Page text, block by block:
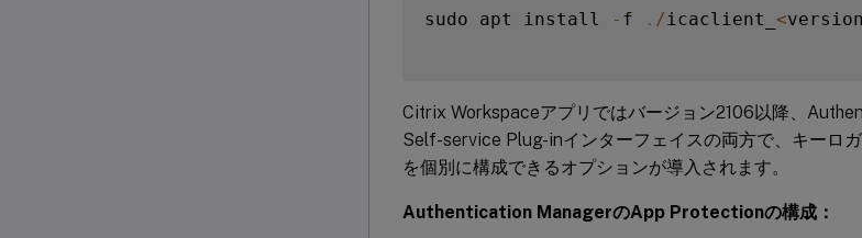
sudo apt install - f . / icaclient_ <version
Citrix Workspaceアプリではバージョン2106以降、
Self-service Plug-inインターフェイスの両方で、キーロ
を個別に構成できるオプションが導入されます。
Authentication ManagerのApp Protectionの構成：